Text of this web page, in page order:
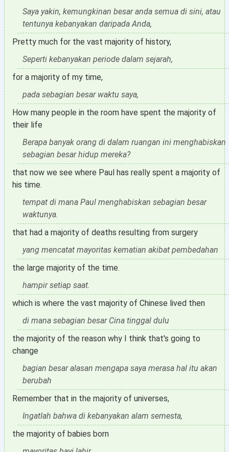
Saya yakin, kemungkinan besar anda semua di sini, atau
tentunya kebanyakan daripada Anda,
Pretty much for the vast majority of history,
Seperti kebanyakan periode dalam sejarah,
for a majority of my time,
pada sebagian besar waktu saya,
How many people in the room have spent the majority of
their life
Berapa banyak orang di dalam ruangan ini menghabiskan
sebagian besar hidup mereka?
that now we see where Paul has really spent a majority of
his time.
tempat di mana Paul menghabiskan sebagian besar
waktunya.
that had a majority of deaths resulting from surgery
yang mencatat mayoritas kematian akibat pembedahan
the large majority of the time.
hampir setiap saat.
which is where the vast majority of Chinese lived then
di mana sebagian besar Cina tinggal dulu
the majority of the reason why I think that's going to
change
bagian besar alasan mengapa saya merasa hal itu akan
berubah
Remember that in the majority of universes,
Ingatlah bahwa di kebanyakan alam semesta,
the majority of babies born